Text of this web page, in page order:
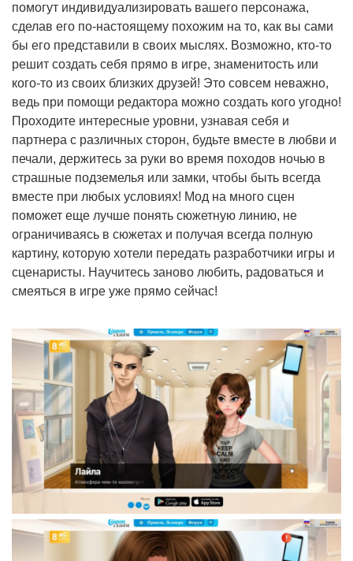
помогут индивидуализировать вашего персонажа,
сделав его по-настоящему похожим на то, как вы сами
бы его представили в своих мыслях. Возможно, кто-то
решит создать себя прямо в игре, знаменитость или
кого-то из своих близких друзей! Это совсем неважно,
ведь при помощи редактора можно создать кого угодно!
Проходите интересные уровни, узнавая себя и
партнера с различных сторон, будьте вместе в любви и
печали, держитесь за руки во время походов ночью в
страшные подземелья или замки, чтобы быть всегда
вместе при любых условиях! Мод на много сцен
поможет еще лучше понять сюжетную линию, не
ограничиваясь в сюжетах и получая всегда полную
картину, которую хотели передать разработчики игры и
сценаристы. Научитесь заново любить, радоваться и
смеяться в игре уже прямо сейчас!